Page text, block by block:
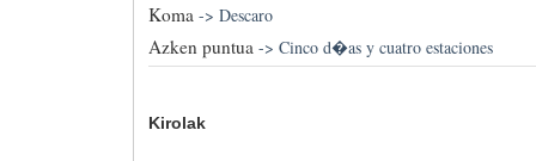
Koma-> Descaro
Azken puntua-> Cinco d�as y cuatro estaciones
Kirolak